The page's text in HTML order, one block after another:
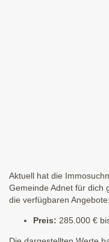
Aktuell hat die
Gemeinde Adnet für dich
die verfügbaren Angebote:
Preis: 285.000 €